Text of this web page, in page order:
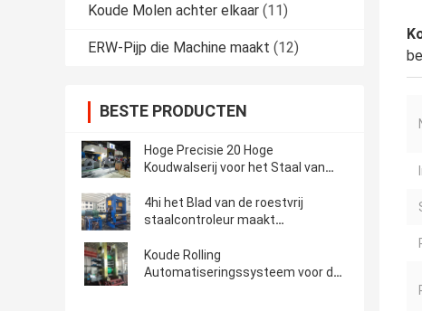
Koude Molen achter elkaar (11)
ERW-Pijp die Machine maakt (12)
BESTE PRODUCTEN
Hoge Precisie 20 Hoge
Koudwalserij voor het Staal van
4hi het Blad van de roestvrij
staalcontroleur maakt
Koude Rolling
Automatiseringssysteem voor de